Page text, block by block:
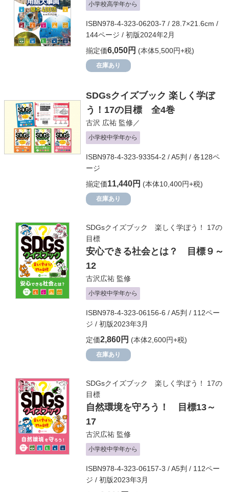
小学校高学年から
ISBN978-4-323-06203-7 / 28.7×21.6cm /
144ページ / 初版2024年2月
揃定価6,050円 (本体5,500円+税)
在庫あり
SDGsクイズブック 楽しく学ぼ
う！17の目標 全4巻
古沢 広祐 監修／
小学校中学年から
ISBN978-4-323-93354-2 / A5判 / 各128ペ
ージ
揃定価11,440円 (本体10,400円+税)
在庫あり
SDGsクイズブック 楽しく学ぼう！ 17の
目標
安心できる社会とは？ 目標９～
12
古沢広祐 監修
小学校中学年から
ISBN978-4-323-06156-6 / A5判 / 112ペー
ジ / 初版2023年3月
定価2,860円 (本体2,600円+税)
在庫あり
SDGsクイズブック 楽しく学ぼう！ 17の
目標
自然環境を守ろう！ 目標13～
17
古沢広祐 監修
小学校中学年から
ISBN978-4-323-06157-3 / A5判 / 112ペー
ジ / 初版2023年3月